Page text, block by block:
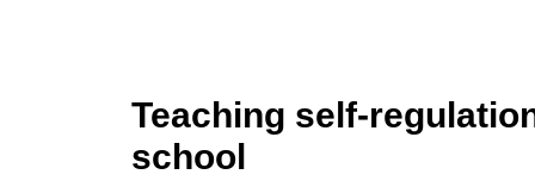
Teaching self-
school